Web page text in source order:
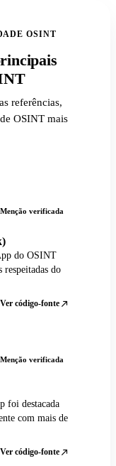
OSINT
referências,
OSINT mais
Menção verificada
do OSINT
do
Ver código-fonte
Menção verificada
foi destacada
com mais de
Ver código-fonte